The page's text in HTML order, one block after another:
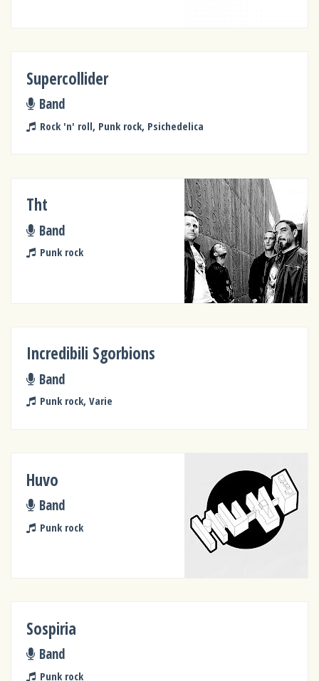
Supercollider
Band
Rock 'n' roll, Punk rock, Psichedelica
Tht
Band
Punk rock
Incredibili Sgorbions
Band
Punk rock, Varie
Huvo
Band
Punk rock
Sospiria
Band
Punk rock